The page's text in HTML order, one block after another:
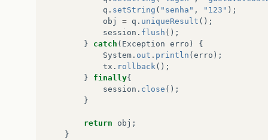
log.debug ("Objeto da classe "
catch Exception e)
{
tx.rollback();
sucesso
= false ;
log.debug( "Ocorreu um erro ao
log
.error("Classe GenericDAO ---
e.printStackTrace
finally
{
q . setString ( "senha" , "123" );
obj
= q . uniqueResult ();
session . flush ();
}
catch ( Exception erro )
{
System . out . println (erro );
tx . rollback ();
}
finally{
session . close ();
}
return obj ;
}